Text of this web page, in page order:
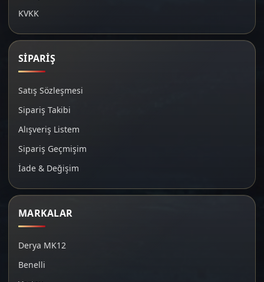
KVKK
SİPARİŞ
Satış Sözleşmesi
Sipariş Takibi
Alışveriş Listem
Sipariş Geçmişim
İade & Değişim
MARKALAR
Derya MK12
Benelli